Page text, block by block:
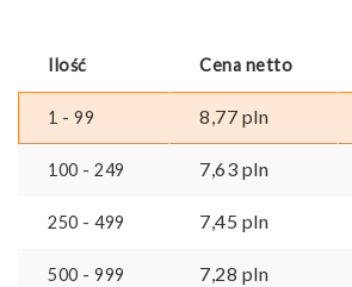
Ilość Cena netto
1 - 99 8,77 pln
100 - 249 7,63 pln
250 - 499 7,45 pln
500 - 999 7,28 pln